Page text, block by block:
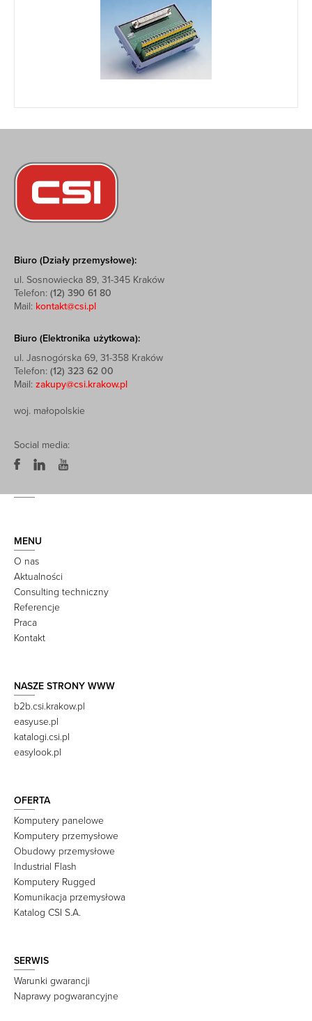
Biuro (Działy przemysłowe):
ul. Sosnowiecka 89, 31-345 Kraków
Telefon: (12) 390 61 80
Mail: kontakt@csi.pl
Biuro (Elektronika użytkowa):
ul. Jasnogórska 69, 31-358 Kraków
Telefon: (12) 323 62 00
Mail: zakupy@csi.krakow.pl
woj. małopolskie
Social media:
MENU
O nas
Aktualności
Consulting techniczny
Referencje
Praca
Kontakt
NASZE STRONY WWW
b2b.csi.krakow.pl
easyuse.pl
katalogi.csi.pl
easylook.pl
OFERTA
Komputery panelowe
Komputery przemysłowe
Obudowy przemysłowe
Industrial Flash
Komputery Rugged
Komunikacja przemysłowa
Katalog CSI S.A.
SERWIS
Warunki gwarancji
Naprawy pogwarancyjne